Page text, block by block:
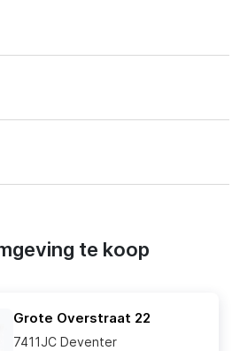
te koop
Grote Overstraat 22
7411JC Deventer